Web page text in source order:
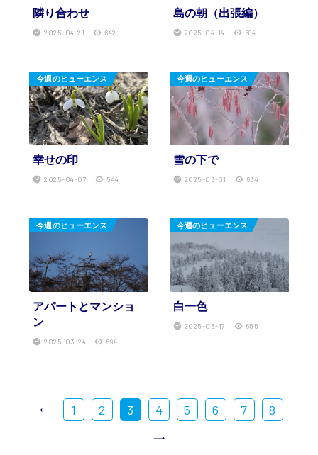
2025-04-21 642
隣り合わせ
2025-04-14 684
島の朝（出張編）
今週のヒューエンス
2025-04-07 544
幸せの印
今週のヒューエンス
2025-03-31 634
雪の下で
今週のヒューエンス
2025-03-24 694
アパートとマンショ
ン
今週のヒューエンス
2025-03-17 655
白一色
1 2 3 4 5 6 7 8